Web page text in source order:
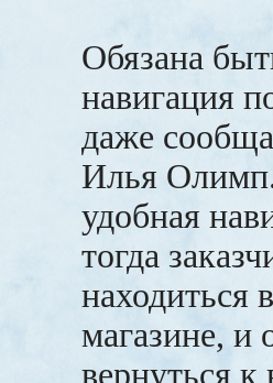
Обязана
навигация
даже
Илья
удобная
тогда
находиться
магазине, и
вернуться